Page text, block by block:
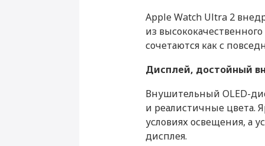
Apple Watch Ultra 2
из
сочетаются как с
Дисплей, достойный
Внушительный OLED-
и реалистичные цвета.
условиях освещения, а
дисплея.
Данная модель могла
Товар является новым, не
функциональность и иные
Основные
Цвет
Операционная система
Год выпуска
СЗУ Apple 20Вт Type-C
Настройка Apple ID